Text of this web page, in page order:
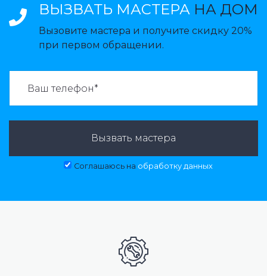
ВЫЗВАТЬ МАСТЕРА НА ДОМ
Вызовите мастера и получите скидку 20%
при первом обращении.
Вызвать мастера
Соглашаюсь на обработку данных